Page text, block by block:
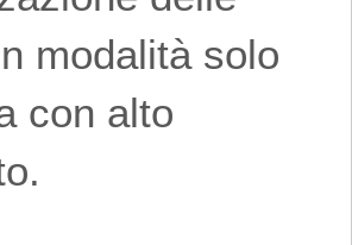
modalità solo
con alto